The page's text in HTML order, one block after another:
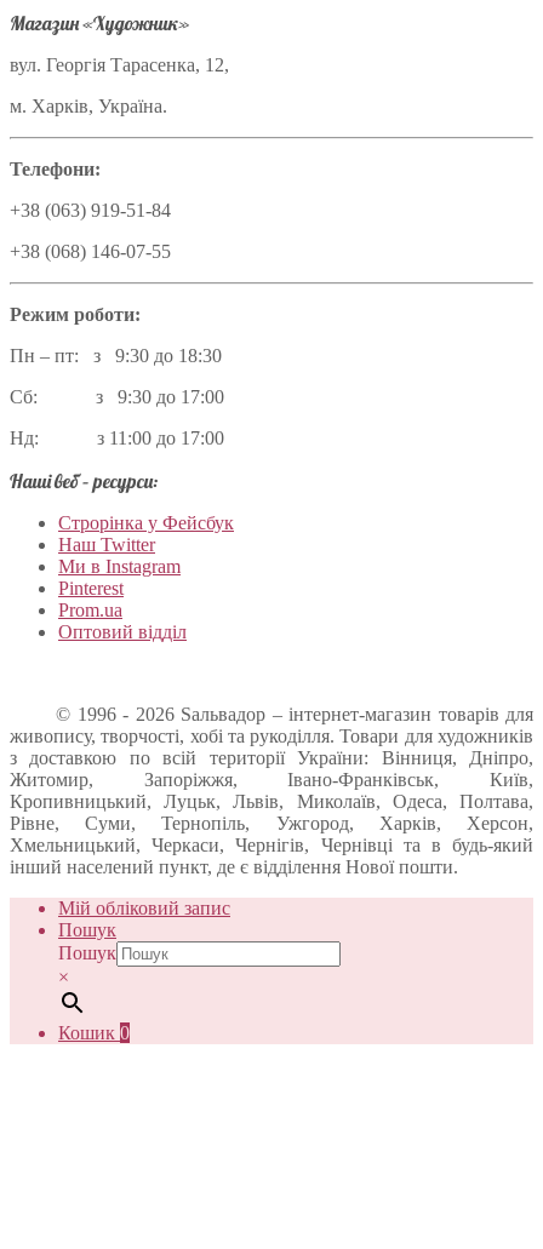
Магазин «Художник»
вул. Георгія Тарасенка, 12,
м. Харків, Україна.
Телефони:
+38 (063) 919-51-84
+38 (068) 146-07-55
Режим роботи:
Пн – пт: з 9:30 до 18:30
Сб: з 9:30 до 17:00
Нд: з 11:00 до 17:00
Наші веб – ресурси:
Строрінка у Фейсбук
Наш Twitter
Ми в Instagram
Pinterest
Prom.ua
Оптовий відділ
© 1996 - 2026 Sальвадор – інтернет-магазин товарів для
живопису, творчості, хобі та рукоділля. Товари для художників
з доставкою по всій території України: Вінниця, Дніпро,
Житомир, Запоріжжя, Івано-Франківськ, Київ,
Кропивницький, Луцьк, Львів, Миколаїв, Одеса, Полтава,
Рівне, Суми, Тернопіль, Ужгород, Харків, Херсон,
Хмельницький, Черкаси, Чернігів, Чернівці та в будь-який
інший населений пункт, де є відділення Нової пошти.
Мій обліковий запис
Пошук
Пошук
×
Кошик 0